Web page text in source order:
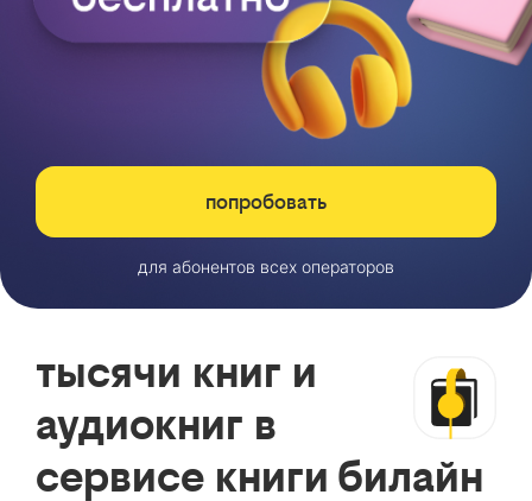
попробовать
для абонентов всех операторов
тысячи книг и
аудиокниг в
сервисе книги билайн